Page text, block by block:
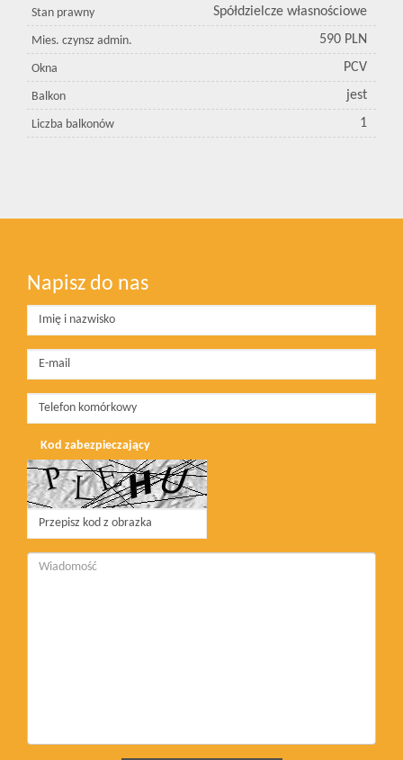
Stan prawny Spółdzielcze własnościowe
Mies. czynsz admin. 590 PLN
Okna PCV
Balkon jest
Liczba balkonów 1
Napisz do nas
Kod zabezpieczający